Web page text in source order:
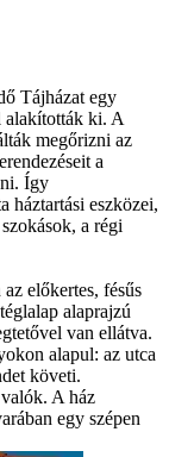
Tájházat egy
alakították ki. A
megőrizni az
a
Így
háztartási eszközei,
a régi
előkertes, fésűs
alaprajzú
van ellátva.
alapul: az utca
követi.
A ház
egy szépen